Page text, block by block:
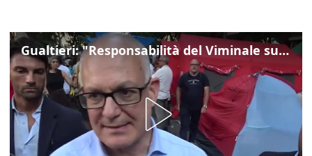
Gualtieri: "Responsabilità del Viminale su Spin Time? La posizione dei partiti è nota"